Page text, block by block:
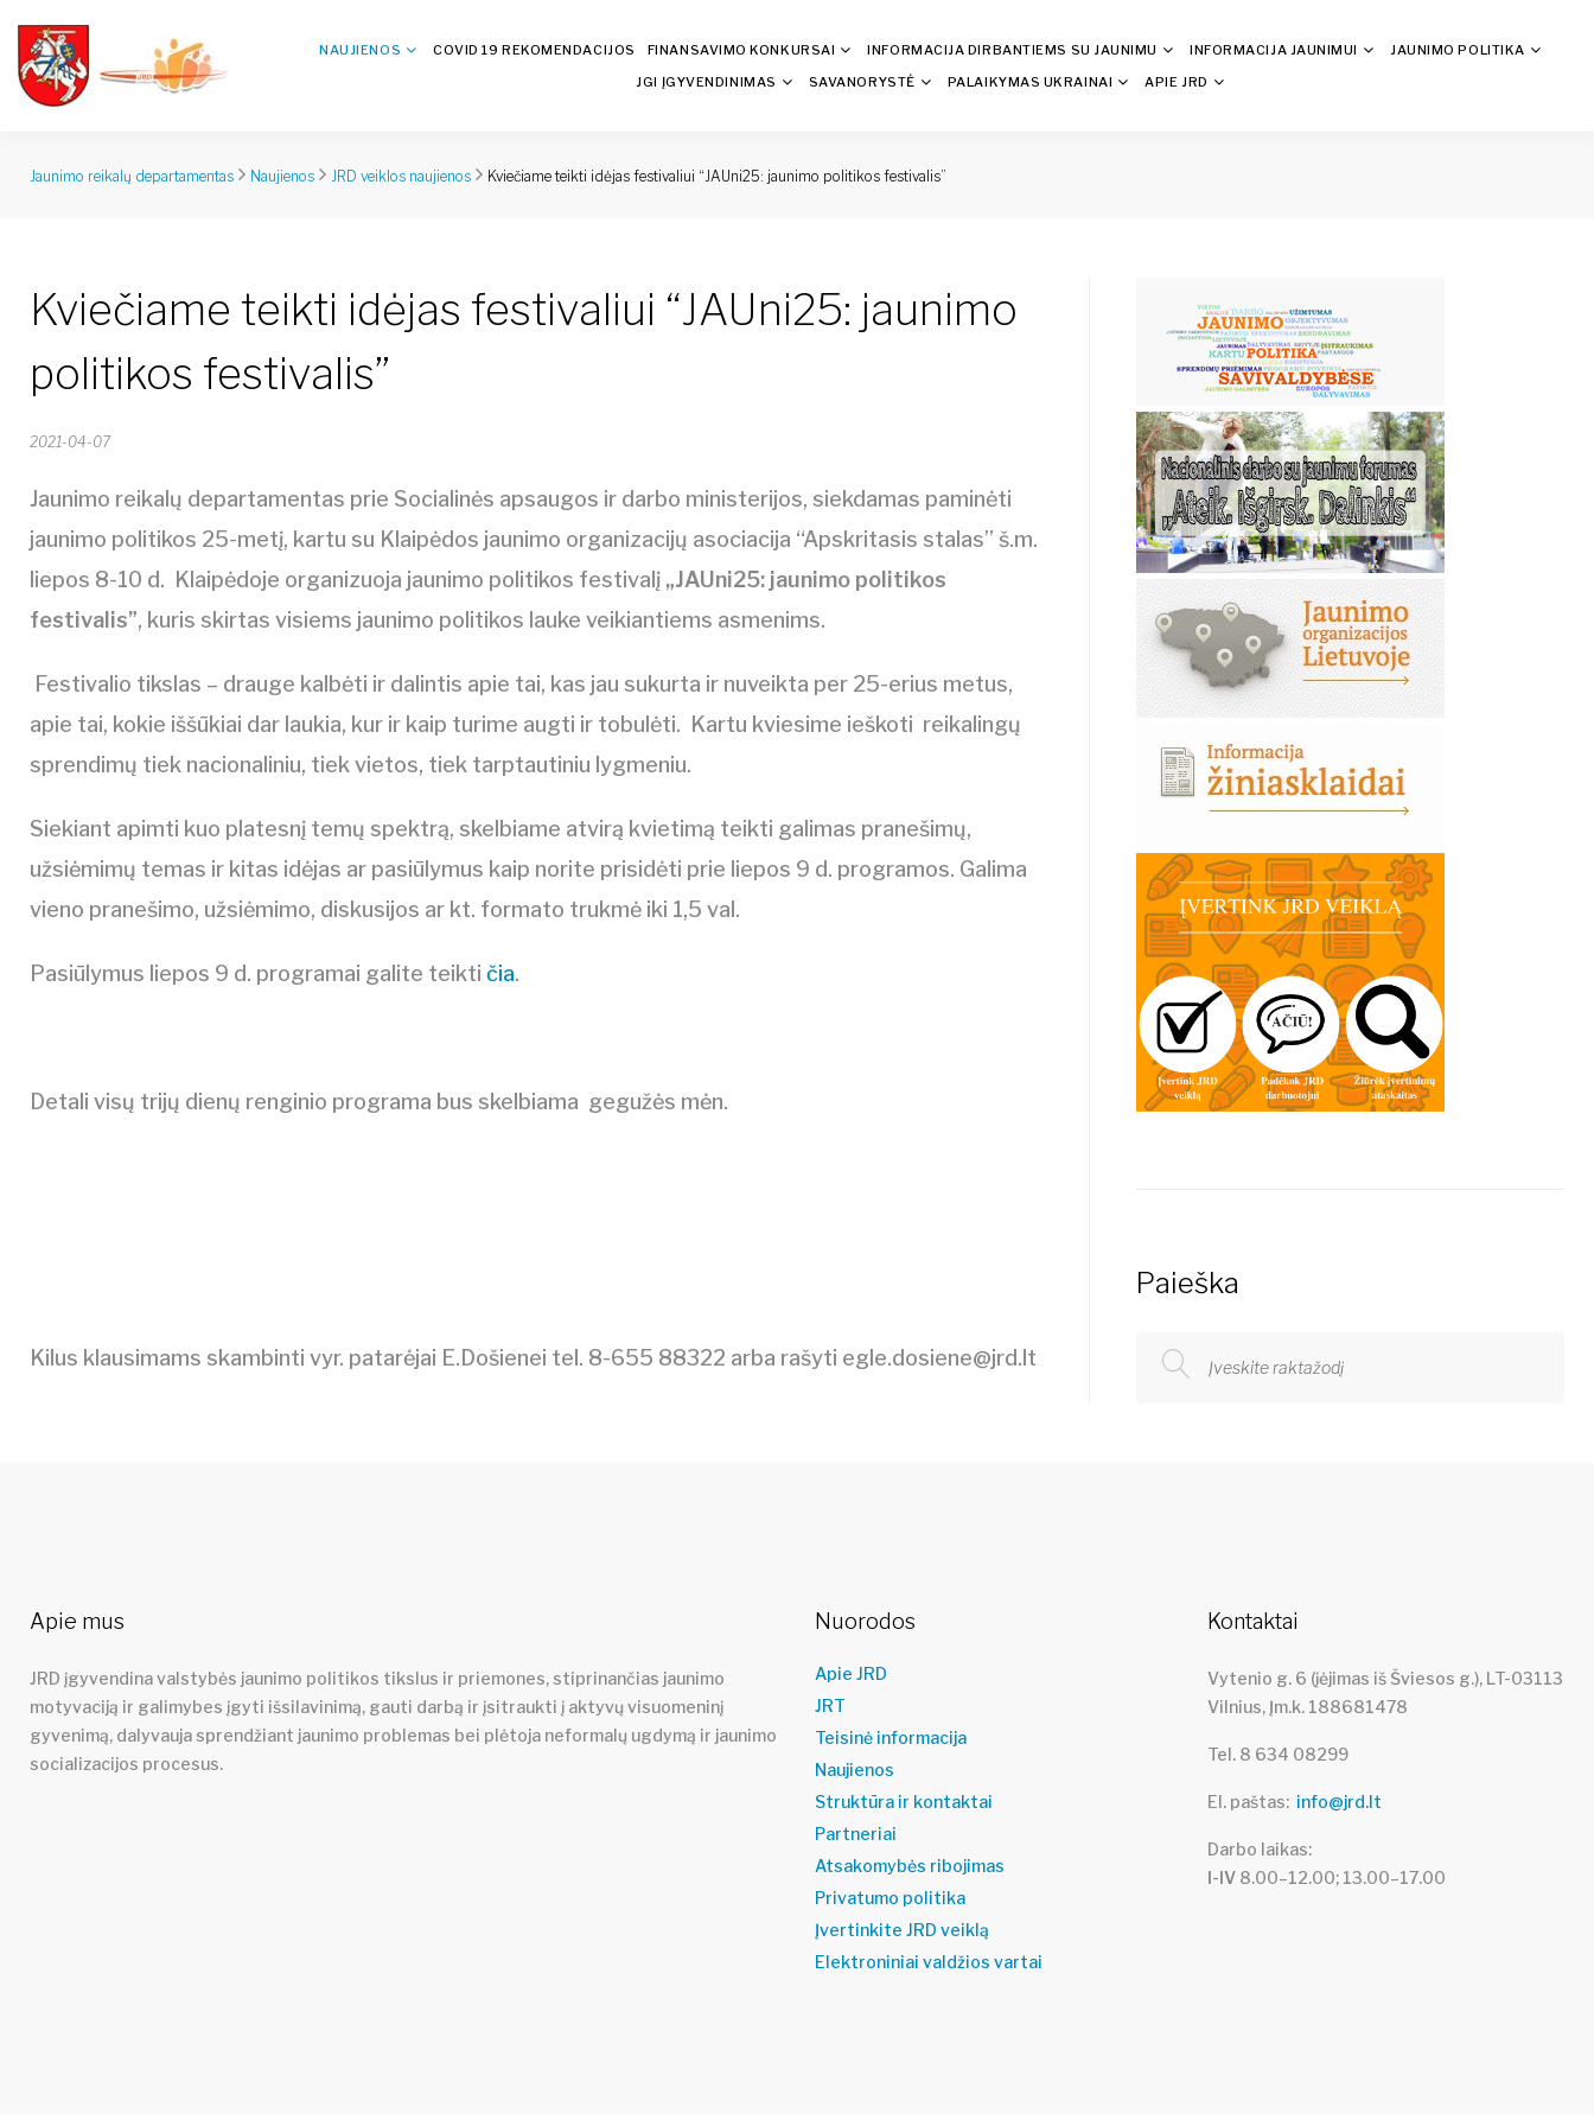
NAUJIENOS COVID 19 REKOMENDACIJOS FINANSAVIMO KONKURSAI INFORMACIJA DIRBANTIEMS SU JAUNIMU INFORMACIJA JAUNIMUI
JAUNIMO POLITIKA
JGI ĮGYVENDINIMAS
SAVANORYSTĖ PALAIKYMAS UKRAINAI APIE JRD
Jaunimo reikalų departamentas Naujienos JRD veiklos naujienos Kviečiame teikti idėjas festivaliui “JAUni25: jaunimo politikos festivalis”
Kviečiame teikti idėjas festivaliui “JAUni25: jaunimo
politikos festivalis”
2021-04-07
Jaunimo reikalų departamentas prie Socialinės apsaugos ir darbo ministerijos, siekdamas paminėti
jaunimo politikos 25-metį, kartu su Klaipėdos jaunimo organizacijų asociacija “Apskritasis stalas” š.m.
liepos 8-10 d. Klaipėdoje organizuoja jaunimo politikos festivalį „JAUni25: jaunimo politikos
festivalis”, kuris skirtas visiems jaunimo politikos lauke veikiantiems asmenims.
Festivalio tikslas – drauge kalbėti ir dalintis apie tai, kas jau sukurta ir nuveikta per 25-erius metus,
apie tai, kokie iššūkiai dar laukia, kur ir kaip turime augti ir tobulėti. Kartu kviesime ieškoti reikalingų
sprendimų tiek nacionaliniu, tiek vietos, tiek tarptautiniu lygmeniu.
Siekiant apimti kuo platesnį temų spektrą, skelbiame atvirą kvietimą teikti galimas pranešimų,
užsiėmimų temas ir kitas idėjas ar pasiūlymus kaip norite prisidėti prie liepos 9 d. programos. Galima
vieno pranešimo, užsiėmimo, diskusijos ar kt. formato trukmė iki 1,5 val.
Pasiūlymus liepos 9 d. programai galite teikti čia.
Detali visų trijų dienų renginio programa bus skelbiama gegužės mėn.
Kilus klausimams skambinti vyr. patarėjai E.Došienei tel. 8-655 88322 arba rašyti egle.dosiene@jrd.lt
Paieška
Apie mus
JRD įgyvendina valstybės jaunimo politikos tikslus ir priemones, stiprinančias jaunimo
motyvaciją ir galimybes įgyti išsilavinimą, gauti darbą ir įsitraukti į aktyvų visuomeninį
gyvenimą, dalyvauja sprendžiant jaunimo problemas bei plėtoja neformalų ugdymą ir jaunimo
socializacijos procesus.
Nuorodos
Apie JRD
JRT
Teisinė informacija
Naujienos
Struktūra ir kontaktai
Partneriai
Atsakomybės ribojimas
Privatumo politika
Įvertinkite JRD veiklą
Elektroniniai valdžios vartai
Kontaktai
Vytenio g. 6 (įėjimas iš Šviesos g.), LT-03113
Vilnius, Įm.k. 188681478
Tel. 8 634 08299
El. paštas info@jrd.lt
Darbo laikas
I-IV 8.00–12.00; 13.00–17.00